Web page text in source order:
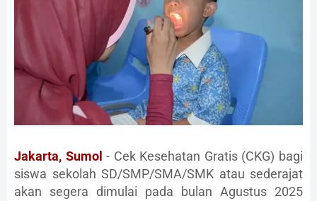
Jakarta, Sumol - Cek Kesehatan Gratis (CKG) bagi
siswa sekolah SD/SMP/SMA/SMK atau sederajat
akan segera dimulai pada bulan Agustus 2025